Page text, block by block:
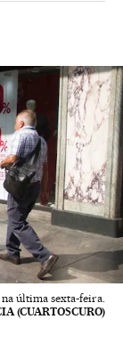
última sexta-feira.
(CUARTOSCURO)